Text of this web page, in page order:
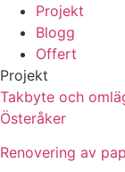
Projekt
Blogg
Offert
Projekt
Takbyte och
Österåker
Renovering av